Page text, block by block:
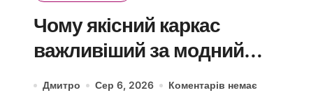
Чому якісний каркас
важливіший за модний
дизайн ліжка
Дмитро Сер 6, 2026 Коментарів немає